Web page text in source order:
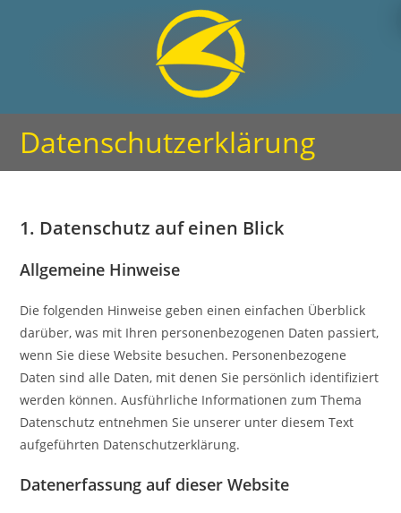
Datenschutzerklärung
1. Datenschutz auf einen Blick
Allgemeine Hinweise
Die folgenden Hinweise geben einen einfachen Überblick
darüber, was mit Ihren personenbezogenen Daten passiert,
wenn Sie diese Website besuchen. Personenbezogene
Daten sind alle Daten, mit denen Sie persönlich identifiziert
werden können. Ausführliche Informationen zum Thema
Datenschutz entnehmen Sie unserer unter diesem Text
aufgeführten Datenschutzerklärung.
Datenerfassung auf dieser Website